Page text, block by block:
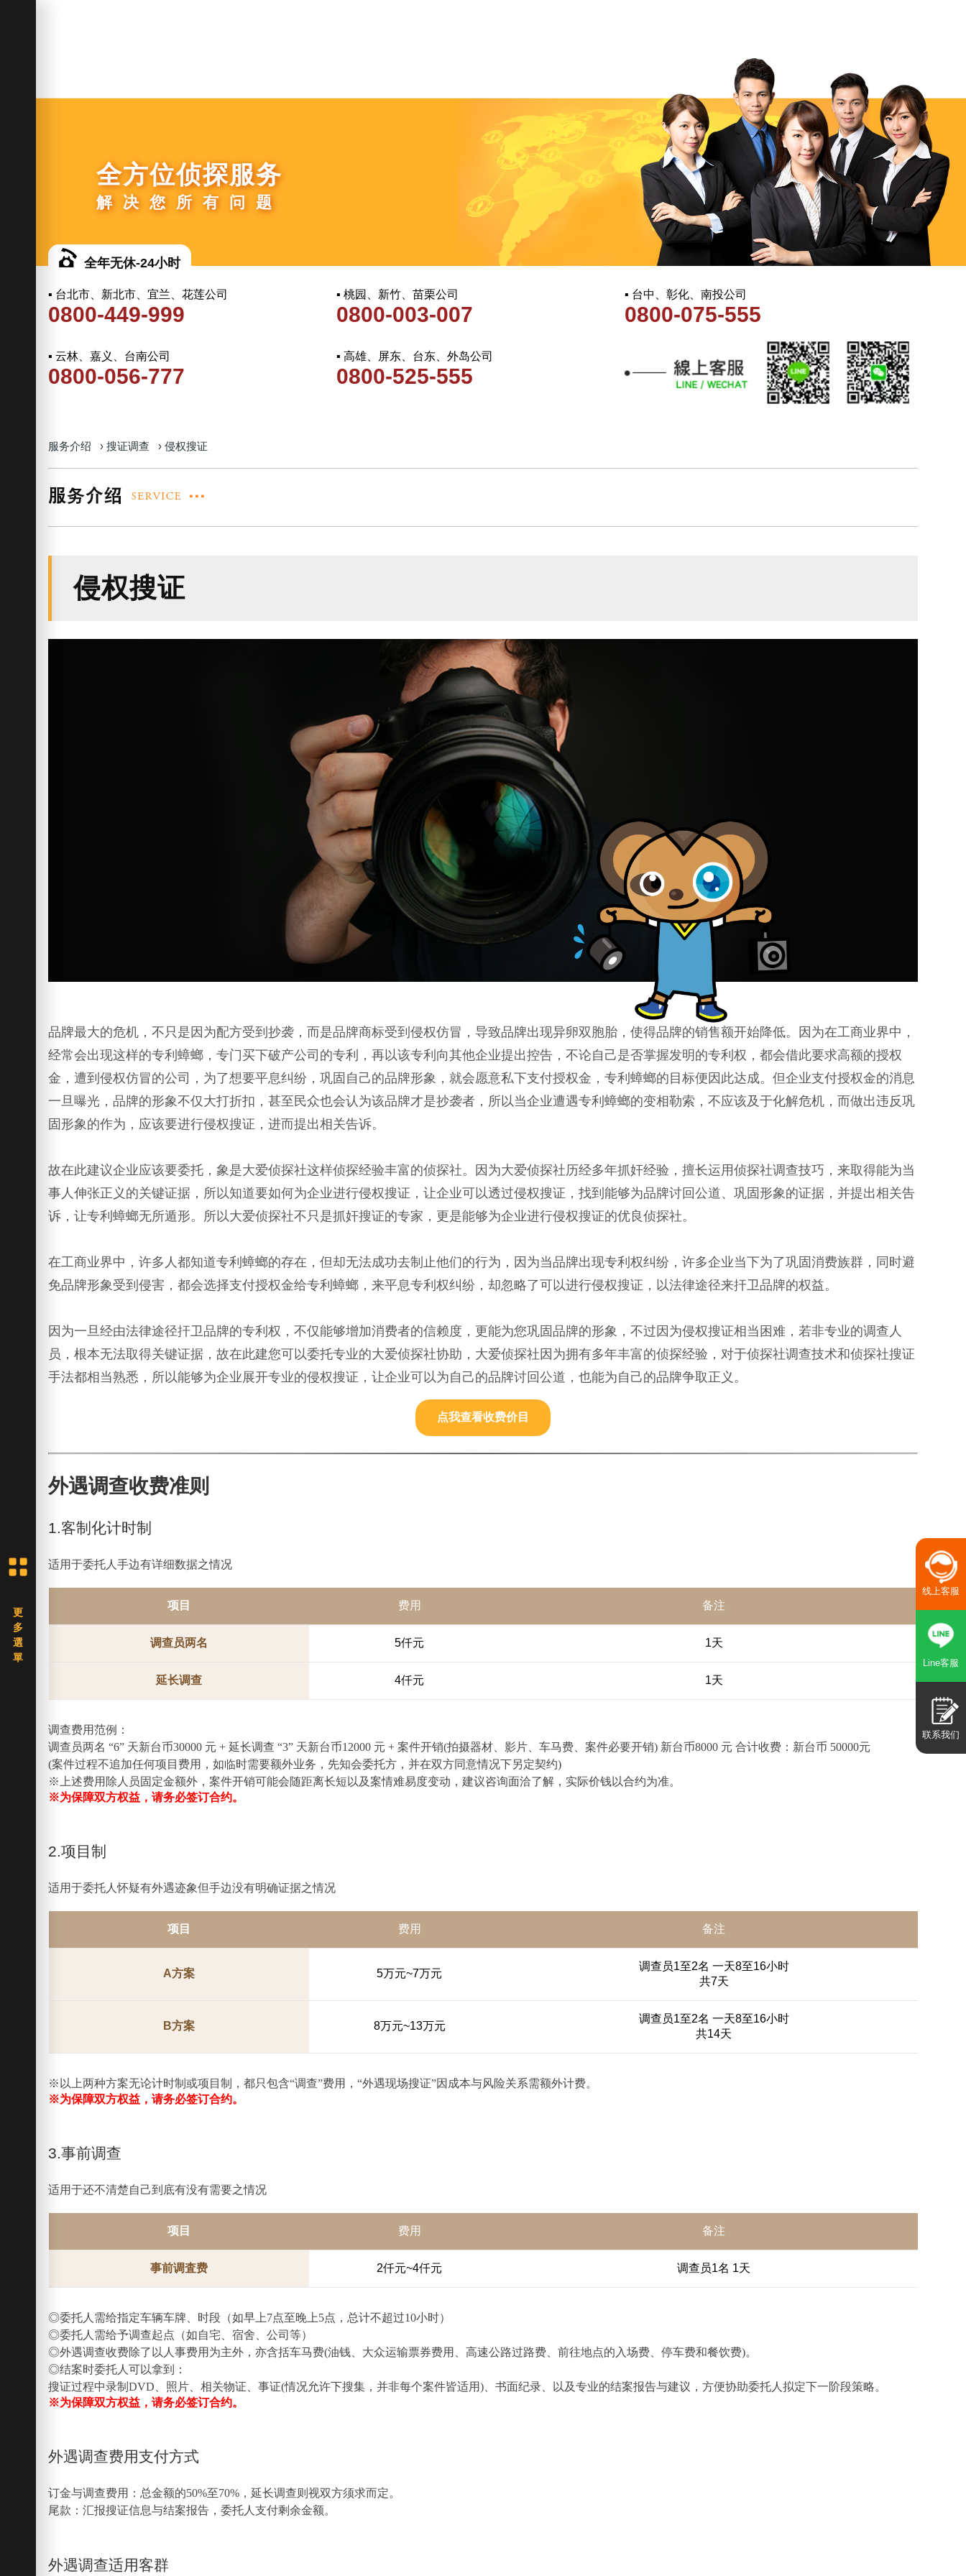
全方位侦探服务
解决您所有问题
全年无休-24小时
▪ 台北市、新北市、宜兰、花莲公司
0800-449-999
▪ 桃园、新竹、苗栗公司
0800-003-007
▪ 台中、彰化、南投公司
0800-075-555
▪ 云林、嘉义、台南公司
0800-056-777
▪ 高雄、屏东、台东、外岛公司
0800-525-555
服务介绍 › 搜证调查 › 侵权搜证
侵权搜证
品牌最大的危机，不只是因为配方受到抄袭，而是品牌商标受到侵权仿冒，导致品牌出现异卵双胞胎，使得品牌的销售额开始降低。因为在工商业界中，
经常会出现这样的专利蟑螂，专门买下破产公司的专利，再以该专利向其他企业提出控告，不论自己是否掌握发明的专利权，都会借此要求高额的授权
金，遭到侵权仿冒的公司，为了想要平息纠纷，巩固自己的品牌形象，就会愿意私下支付授权金，专利蟑螂的目标便因此达成。但企业支付授权金的消息
一旦曝光，品牌的形象不仅大打折扣，甚至民众也会认为该品牌才是抄袭者，所以当企业遭遇专利蟑螂的变相勒索，不应该及于化解危机，而做出违反巩
固形象的作为，应该要进行侵权搜证，进而提出相关告诉。
故在此建议企业应该要委托，象是大爱侦探社这样侦探经验丰富的侦探社。因为大爱侦探社历经多年抓奸经验，擅长运用侦探社调查技巧，来取得能为当
事人伸张正义的关键证据，所以知道要如何为企业进行侵权搜证，让企业可以透过侵权搜证，找到能够为品牌讨回公道、巩固形象的证据，并提出相关告
诉，让专利蟑螂无所遁形。所以大爱侦探社不只是抓奸搜证的专家，更是能够为企业进行侵权搜证的优良侦探社。
在工商业界中，许多人都知道专利蟑螂的存在，但却无法成功去制止他们的行为，因为当品牌出现专利权纠纷，许多企业当下为了巩固消费族群，同时避
免品牌形象受到侵害，都会选择支付授权金给专利蟑螂，来平息专利权纠纷，却忽略了可以进行侵权搜证，以法律途径来扞卫品牌的权益。
因为一旦经由法律途径扞卫品牌的专利权，不仅能够增加消费者的信赖度，更能为您巩固品牌的形象，不过因为侵权搜证相当困难，若非专业的调查人
员，根本无法取得关键证据，故在此建您可以委托专业的大爱侦探社协助，大爱侦探社因为拥有多年丰富的侦探经验，对于侦探社调查技术和侦探社搜证
手法都相当熟悉，所以能够为企业展开专业的侵权搜证，让企业可以为自己的品牌讨回公道，也能为自己的品牌争取正义。
点我查看收费价目
外遇调查收费准则
1.客制化计时制
适用于委托人手边有详细数据之情况
项目 费用 备注
调查员两名 5仟元 1天
延长调查 4仟元 1天
调查费用范例：
调查员两名 “6” 天新台币30000 元 + 延长调查 “3” 天新台币12000 元 + 案件开销(拍摄器材、影片、车马费、案件必要开销) 新台币8000 元 合计收费：新台币 50000元
(案件过程不追加任何项目费用，如临时需要额外业务，先知会委托方，并在双方同意情况下另定契约)
※上述费用除人员固定金额外，案件开销可能会随距离长短以及案情难易度变动，建议咨询面洽了解，实际价钱以合约为准。
※为保障双方权益，请务必签订合约。
2.项目制
适用于委托人怀疑有外遇迹象但手边没有明确证据之情况
项目 费用 备注
A方案 5万元~7万元
调查员1至2名 一天8至16小时
共7天
B方案 8万元~13万元
调查员1至2名 一天8至16小时
共14天
※以上两种方案无论计时制或项目制，都只包含“调查”费用，“外遇现场搜证”因成本与风险关系需额外计费。
※为保障双方权益，请务必签订合约。
3.事前调查
适用于还不清楚自己到底有没有需要之情况
项目 费用 备注
事前调査费 2仟元~4仟元 调查员1名 1天
◎委托人需给指定车辆车牌、时段（如早上7点至晚上5点，总计不超过10小时）
◎委托人需给予调查起点（如自宅、宿舍、公司等）
◎外遇调查收费除了以人事费用为主外，亦含括车马费(油钱、大众运输票券费用、高速公路过路费、前往地点的入场费、停车费和餐饮费)。
◎结案时委托人可以拿到：
搜证过程中录制DVD、照片、相关物证、事证(情况允许下搜集，并非每个案件皆适用)、书面纪录、以及专业的结案报告与建议，方便协助委托人拟定下一阶段策略。
※为保障双方权益，请务必签订合约。
外遇调查费用支付方式
订金与调查费用：总金额的50%至70%，延长调查则视双方须求而定。
尾款：汇报搜证信息与结案报告，委托人支付剩余金额。
外遇调查适用客群
线上客服
Line客服
联系我们